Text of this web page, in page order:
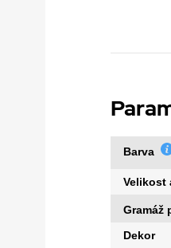
Barva
Velikost
Gramáž
Dekor